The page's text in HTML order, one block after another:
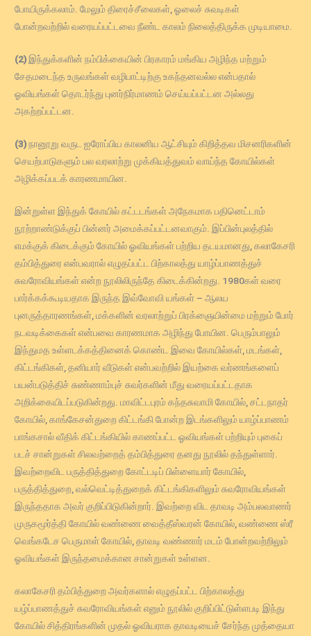
போயிருக்கலாம். மேலும் திரைச்சீலைகள், ஓலைச் சுவடிகள்
போன்றவற்றில் வரையப்பட்டவை நீண்ட காலம் நிலைத்திருக்க முடியாமை.
(2)இந்துக்களின் நம்பிக்கையின் பிரகாரம் மங்கிய அழிந்த மற்றும்
சேதமடைந்த உருவங்கள் வழிபாட்டிற்கு உகந்தனவல்ல என்பதால்
ஓவியங்கள் தொடர்ந்து புனர்நிர்மாணம் செய்யப்பட்டன அல்லது
அகற்றப்பட்டன.
(3)நானூறு வருட ஐரோப்பிய காலனிய ஆட்சியும் கிறித்தவ மிசனரிகளின்
செயற்பாடுகளும் பல வரலாற்று முக்கியத்துவம் வாய்ந்த கோயில்கள்
அழிக்கப்படக் காரணமாயின.
இன்றுள்ள இந்துக் கோயில் கட்டடங்கள் அநேகமாக பதினெட்டாம்
நூற்றாண்டுக்குப் பின்னர் அமைக்கப்பட்டனவாகும். இப்பின்புலத்தில்
எமக்குக் கிடைக்கும் கோயில் ஓவியங்கள் பற்றிய தடயமானது, கலாகேசரி
தம்பித்துரை என்பவரால் எழுதப்பட்ட பிற்காலத்து யாழ்ப்பாணத்துச்
சுவரோவியங்கள் என்ற நூலிலிருந்தே கிடைக்கின்றது. 1980கள் வரை
பார்க்கக்கூடியதாக இருந்த இவ்வோவி யங்கள் – ஆலய
புனருத்தாரணங்கள், மக்களின் வரலாற்றுப் பிரக்ஞையின்மை மற்றும் போர்
நடவடிக்கைகள் என்பவை காரணமாக அழிந்து போயின. பெரும்பாலும்
இந்துமத உள்ளடக்கத்தினைக் கொண்ட இவை கோயில்கள், மடங்கள்,
கிட்டங்கிகள், தனியார் வீடுகள் என்பவற்றில் இயற்கை வர்ணங்களைப்
பயன்படுத்திச் சுண்ணாம்புச் சுவர்களின் மீது வரையப்பட்டதாக
அறிக்கையிடப்படுகின்றது. மாவிட்டபுரம் கந்தசுவாமி கோயில், சட்டநாதர்
கோயில், காங்கேசன்துறை கிட்டங்கி போன்ற இடங்களிலும் யாழ்ப்பாணம்
பாங்கசால் வீதிக் கிட்டங்கியில் காணப்பட்ட ஓவியங்கள் பற்றியும் புகைப்
படச் சான்றுகள் சிலவற்றைத் தம்பித்துரை தனது நூலில் தந்துள்ளார்.
இவற்றைவிட பருத்தித்துறை கோட்டடிப் பிள்ளையார் கோயில்,
பருத்தித்துறை, வல்வெட்டித்துறைக் கிட்டங்கிகளிலும் சுவரோவியங்கள்
இருந்ததாக அவர் குறிப்பிடுகின்றார். இவற்றை விட தாவடி அம்பலவாணர்
முருகமூர்த்தி கோயில் வண்ணை வைத்தீஸ்வரன் கோயில், வண்ணை ஸ்ரீ
வெங்கடேச பெருமாள் கோயில், தாவடி வண்ணார் மடம் போன்றவற்றிலும்
ஓவியங்கள் இருந்தமைக்கான சான்றுகள் உள்ளன.
கலாகேசரி தம்பித்துறை அவர்களால் எழுதப்பட்ட பிற்காலத்து
யழ்ப்பாணத்துச் சுவரோவியங்கள் எனும் நூலில் குறிப்பிட்டுள்ளபடி இந்து
கோயில் சித்திரங்களின் முதல் ஓவியராக தாவடியைச் சேர்ந்த முத்தையா